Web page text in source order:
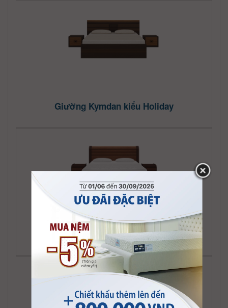
Giường Kymdan kiểu Holiday
Giường Kymdan kiểu Holly